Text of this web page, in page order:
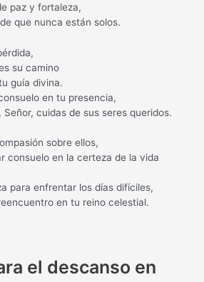
paz y fortaleza,
que nunca están solos.
su camino
guía divina.
en tu presencia,
cuidas de sus seres queridos.
sobre ellos,
consuelo en la certeza de la vida
para enfrentar los días difíciles,
en tu reino celestial.
el descanso en